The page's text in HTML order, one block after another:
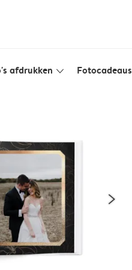
afdrukken slim_arrow_down Fotocadeaus